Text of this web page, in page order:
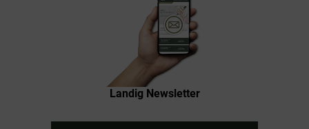
Landig Newsletter